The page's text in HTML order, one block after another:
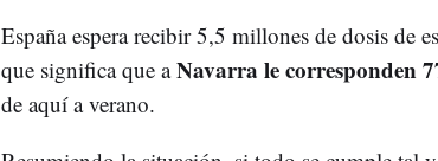
España espera recibir 5,5 millones de dosis de
que significa que aNavarra le corresponden
de aquí a verano.